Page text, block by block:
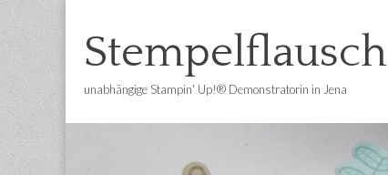
Stempelflausch
unabhängige Stampin' Up!® Demonstratorin in Jena